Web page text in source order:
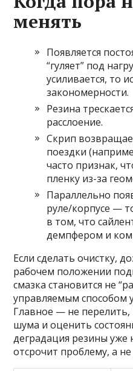
менять
Появляется
“гуляет” под
усиливается, то
закономерности.
Резина
расслоение.
Скрип
поездки
часто признак,
пленку из-за
Параллельно
руле/корпусе —
в том, что
демпфером и
Если сделать очистку,
рабочем положении
смазка становится не
управляемым способом
Главное — не перелить,
шума и оценить
деградация резины уже
отсрочит проблему, а